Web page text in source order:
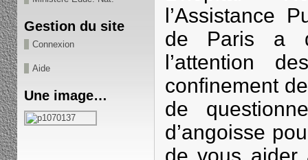
Gestion du site
Connexion
Aide
Une image…
l’Assistance
de Paris a
l’attention
confinement
de
d’angoisse
de vous aider